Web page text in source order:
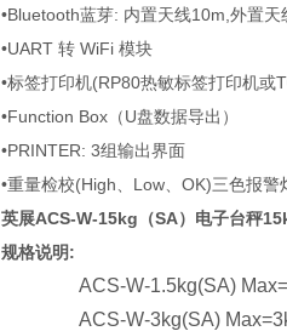
•Bluetooth蓝芽: 内置天线10m,外置天
•UART 转 WiFi 模块
•标签打印机(RP80热敏标签打印机或
•Function Box（U盘数据导出）
•PRINTER: 3组输出界面
•重量检校(High、Low、OK)三色报警
英展ACS-W-15kg（SA）电子台秤
规格说明:
ACS-W-1.5kg(SA)
ACS-W-3kg(SA)